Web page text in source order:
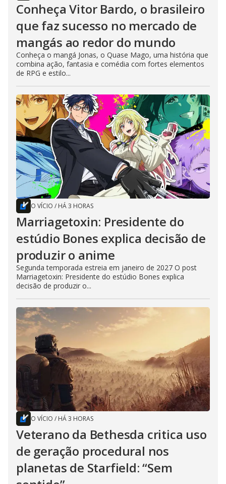
Conheça Vitor Bardo, o brasileiro
que faz sucesso no mercado de
mangás ao redor do mundo
Conheça o mangá Jonas, o Quase Mago, uma história que
combina ação, fantasia e comédia com fortes elementos
de RPG e estilo...
O VÍCIO / HÁ 3 HORAS
Marriagetoxin: Presidente do
estúdio Bones explica decisão de
produzir o anime
Segunda temporada estreia em janeiro de 2027 O post
Marriagetoxin: Presidente do estúdio Bones explica
decisão de produzir o...
O VÍCIO / HÁ 3 HORAS
Veterano da Bethesda critica uso
de geração procedural nos
planetas de Starfield: “Sem